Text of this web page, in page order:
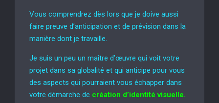
Vous comprendrez dès lors que je doive aussi
faire preuve d’anticipation et de prévision dans la
manière dont je travaille.
Je suis un peu un maître d’œuvre qui voit votre
projet dans sa globalité et qui anticipe pour vous
des aspects qui pourraient vous échapper dans
votre démarche de création d’identité visuelle.